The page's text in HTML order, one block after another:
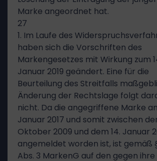
Marke angeordnet hat.
27
1. Im Laufe des
haben sich die Vorschriften des
Markengesetzes mit Wirkung zum
Januar 2019 geändert. Eine für die
Beurteilung des Streitfalls
Änderung der Rechtslage folgt
nicht. Da die angegriffene Marke
Januar 2017 und somit zwischen
Oktober 2009 und dem 14. Januar
angemeldet worden ist, ist gemäß
Abs. 3 MarkenG auf den gegen ihre